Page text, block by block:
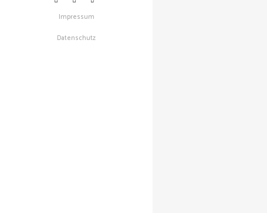
Impressum
Datenschutz